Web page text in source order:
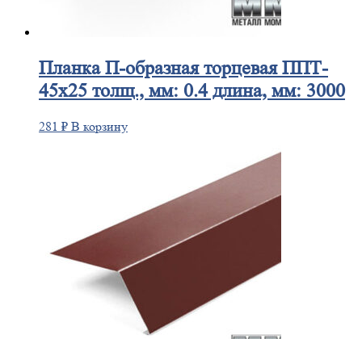
ПланкаП-образная торцевая ППТ-
45х25 толщ., мм: 0.4 длина, мм: 3000
281 ₽ В корзину